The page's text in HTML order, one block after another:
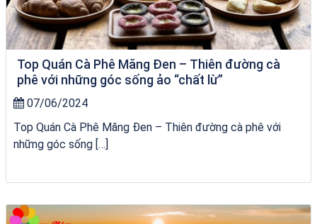
Top Quán Cà Phê Măng Đen – Thiên đường cà
phê với những góc sống ảo “chất lừ”
07/06/2024
Top Quán Cà Phê Măng Đen – Thiên đường cà phê với
những góc sống […]
Tour Sóc Trăng Phú Yên